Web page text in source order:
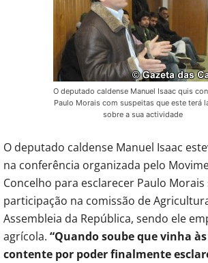
O deputado caldense Manuel Isaac quis
Paulo Morais com suspeitas que este terá
sobre a sua actividade
O deputado caldense Manuel Isaac
na conferência organizada pelo
Concelho para esclarecer Paulo Morais
participação na comissão de
Assembleia da República, sendo ele
agrícola. “Quando soube que vinha
contente por poder finalmente